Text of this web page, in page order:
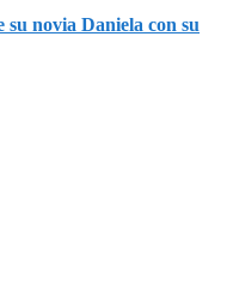
novia Daniela con su